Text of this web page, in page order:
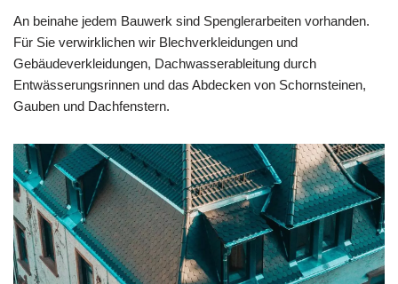
An beinahe jedem Bauwerk sind Spenglerarbeiten vorhanden.
Für Sie verwirklichen wir Blechverkleidungen und
Gebäudeverkleidungen, Dachwasserableitung durch
Entwässerungsrinnen und das Abdecken von Schornsteinen,
Gauben und Dachfenstern.